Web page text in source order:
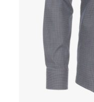
Miesten
Miesten takit
NAISET
Naisten